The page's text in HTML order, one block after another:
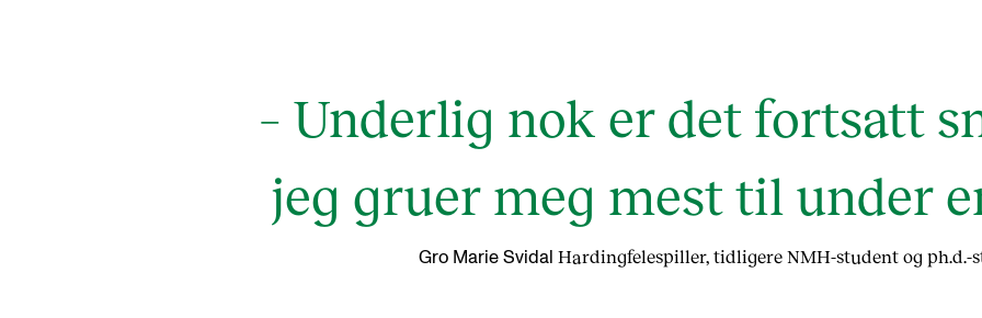
– Underlig nok er det fortsatt
jeg gruer meg mest til under
Gro Marie Svidal Hardingfelespiller, tidligere NMH-student og ph.d.-